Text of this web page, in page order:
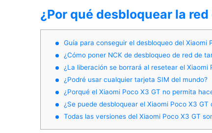
¿Por qué desbloquear la
Guía para conseguir el desbloqueo del Xiaomi
¿Cómo poner NCK de desbloqueo de red de
¿La liberación se borrará al resetear el Xiaomi
¿Podré usar cualquier tarjeta SIM del mundo?
¿Porqué el Xiaomi Poco X3 GT no permita
¿Se puede desbloquear el Xiaomi Poco X3
Todas las versiones del Xiaomi Poco X3 GT